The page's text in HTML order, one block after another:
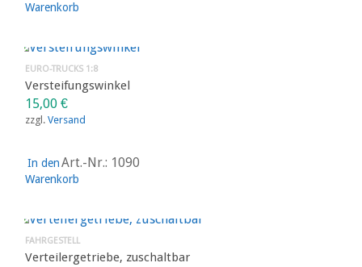
Warenkorb
EURO-TRUCKS 1:8
Versteifungswinkel
15,00 €
zzgl. Versand
In den
Warenkorb
Art.-Nr.: 1090
FAHRGESTELL
Verteilergetriebe, zuschaltbar